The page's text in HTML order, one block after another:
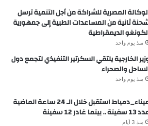
المصرية للشراكة من أجل التنمية ترسل
ثانية من المساعدات الطبية إلى جمهورية
الديمقراطية
منذ يوم واحد
الخارجية يلتقي السكرتير التنفيذي لتجمع دول
والصحراء
منذ يوم واحد
ميناء_دمياط استقبل خلال الـ 24 ساعة الماضية
.. بينما غادر 12 سفينة
منذ 3 أيام